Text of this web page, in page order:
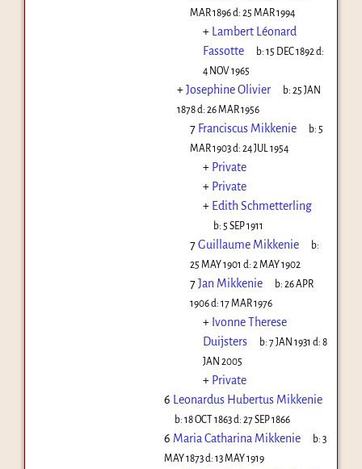
MAR 1896d: 25 MAR 1994
+ Lambert Léonard
Fassotte
b:15 DEC 1892 d:
4 NOV 1965
+Josephine Olivier b:25 JAN
1878d: 26 MAR 1956
7 Franciscus Mikkenie b: 5
MAR 1903d: 24 JUL 1954
+ Private
+ Private
+ Edith Schmetterling
b: 5 SEP 1911
7Guillaume Mikkenie
b:
25 MAY 1901 d: 2 MAY 1902
7Jan Mikkenie b:26 APR
1906d: 17 MAR 1976
+ Ivonne Therese
Duijsters
b:7 JAN 1931 d:8
JAN 2005
+ Private
6 Leonardus Hubertus Mikkenie
b:18 OCT 1863d:27 SEP 1866
6 Maria Catharina Mikkenie b:3
MAY 1873d: 13 MAY 1919